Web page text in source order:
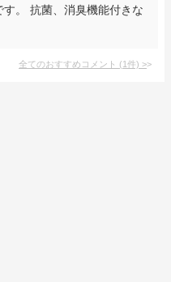
。 抗菌、消臭機能付きな
全てのおすすめコメント (1件) >